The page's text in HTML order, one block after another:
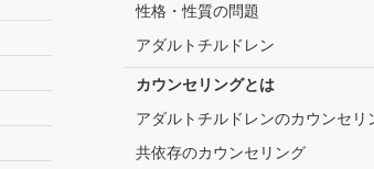
性格・性質の問題
アダルトチルドレン
カウンセリングとは
アダルトチルドレンのカウンセリ
共依存のカウンセリング